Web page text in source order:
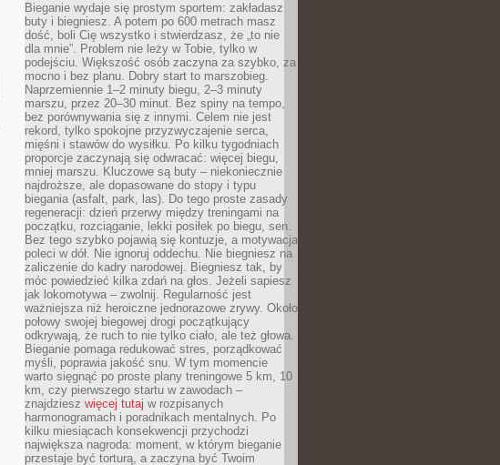
Bieganie wydaje się prostym sportem: zakładasz
buty i biegniesz. A potem po 600 metrach masz
dość, boli Cię wszystko i stwierdzasz, że „to nie
dla mnie”. Problem nie leży w Tobie, tylko w
podejściu. Większość osób zaczyna za szybko, za
mocno i bez planu. Dobry start to marszobieg.
Naprzemiennie 1–2 minuty biegu, 2–3 minuty
marszu, przez 20–30 minut. Bez spiny na tempo,
bez porównywania się z innymi. Celem nie jest
rekord, tylko spokojne przyzwyczajenie serca,
mięśni i stawów do wysiłku. Po kilku tygodniach
proporcje zaczynają się odwracać: więcej biegu,
mniej marszu. Kluczowe są buty – niekoniecznie
najdroższe, ale dopasowane do stopy i typu
biegania (asfalt, park, las). Do tego proste zasady
regeneracji: dzień przerwy między treningami na
początku, rozciąganie, lekki posiłek po biegu, sen.
Bez tego szybko pojawią się kontuzje, a motywacja
poleci w dół. Nie ignoruj oddechu. Nie biegniesz na
zaliczenie do kadry narodowej. Biegniesz tak, by
móc powiedzieć kilka zdań na głos. Jeżeli sapiesz
jak lokomotywa – zwolnij. Regularność jest
ważniejsza niż heroiczne jednorazowe zrywy. Około
połowy swojej biegowej drogi początkujący
odkrywają, że ruch to nie tylko ciało, ale też głowa.
Bieganie pomaga redukować stres, porządkować
myśli, poprawia jakość snu. W tym momencie
warto sięgnąć po proste plany treningowe 5 km, 10
km, czy pierwszego startu w zawodach –
znajdziesz więcej tutaj w rozpisanych
harmonogramach i poradnikach mentalnych. Po
kilku miesiącach konsekwencji przychodzi
największa nagroda: moment, w którym bieganie
przestaje być torturą, a zaczyna być Twoim